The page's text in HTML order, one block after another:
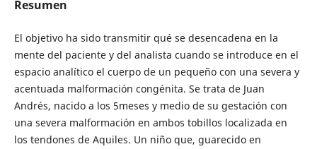
Resumen
El objetivo ha sido transmitir qué se desencadena en la
mente del paciente y del analista cuando se introduce en el
espacio analítico el cuerpo de un pequeño con una severa y
acentuada malformación congénita. Se trata de Juan
Andrés, nacido a los 5meses y medio de su gestación con
una severa malformación en ambos tobillos localizada en
los tendones de Aquiles. Un niño que, guarecido en